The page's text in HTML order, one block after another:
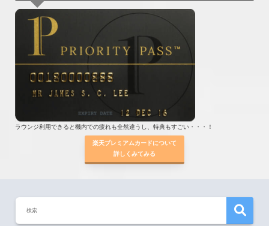
ラウンジ利用できると機内での疲れも全然違うし、特典もすごい・・・！
楽天プレミアムカードについて
詳しくみてみる